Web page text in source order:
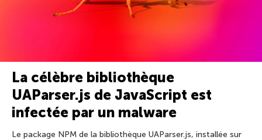
La célèbre bibliothèque
UAParser.js de JavaScript est
infectée par un malware
Le package NPM de la bibliothèque UAParser.js, installée sur